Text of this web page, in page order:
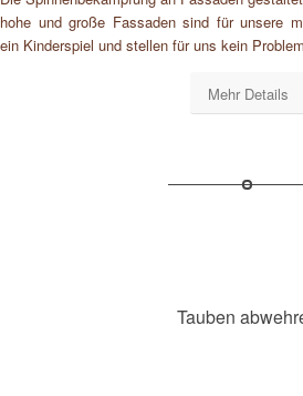
hohe und große Fassaden sind für unsere
ein Kinderspiel und stellen für uns kein
Mehr Details
Tauben